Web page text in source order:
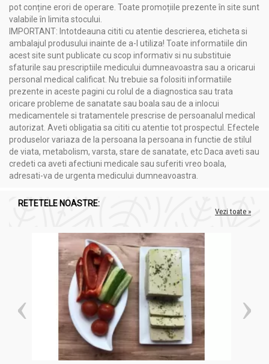
pot conține erori de operare. Toate promoțiile prezente în site sunt
valabile în limita stocului.
IMPORTANT: Intotdeauna cititi cu atentie descrierea, eticheta si
ambalajul produsului inainte de a-l utiliza! Toate informatiile din
acest site sunt publicate cu scop informativ si nu substituie
sfaturile sau prescriptiile medicului dumneavoastra sau a oricarui
personal medical calificat. Nu trebuie sa folositi informatiile
prezente in aceste pagini cu rolul de a diagnostica sau trata
oricare probleme de sanatate sau boala sau de a inlocui
medicamentele si tratamentele prescrise de persoanalul medical
autorizat. Aveti obligatia sa cititi cu atentie tot prospectul. Efectele
produselor variaza de la persoana la persoana in functie de stilul
de viata, metabolism, varsta, stare de sanatate, etc Daca aveti sau
credeti ca aveti afectiuni medicale sau suferiti vreo boala,
adresati-va de urgenta medicului dumneavoastra.
RETETELE NOASTRE:
Vezi toate »